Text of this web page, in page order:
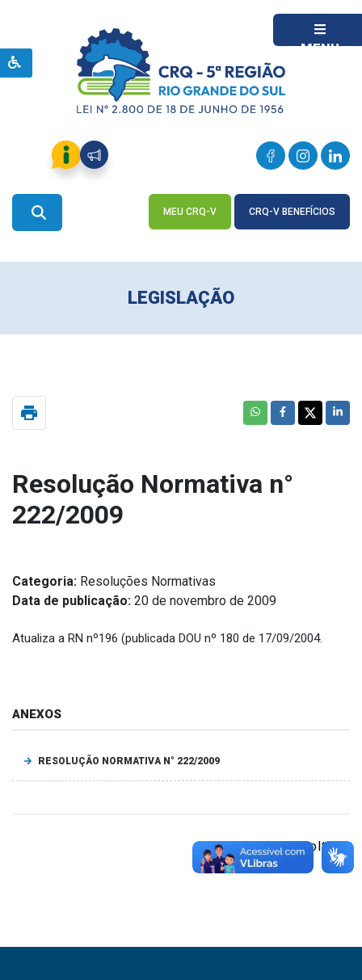
MENU
MEU CRQ-V CRQ-V BENEFÍCIOS
LEGISLAÇÃO
print
Resolução Normativa n°
222/2009
Categoria: Resoluções Normativas
Data de publicação: 20 de novembro de 2009
Atualiza a RN nº196 (publicada DOU nº 180 de 17/09/2004.
ANEXOS
RESOLUÇÃO NORMATIVA N° 222/2009
voltar